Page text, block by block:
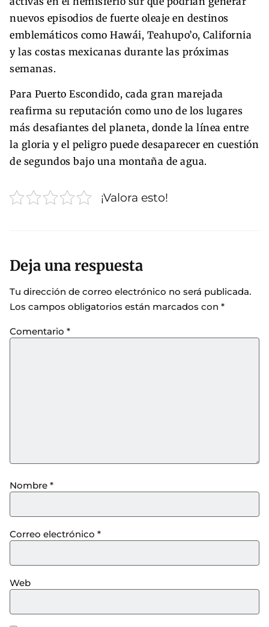
nuevos episodios de fuerte oleaje en destinos
emblemáticos como Hawái, Teahupo’o, California
y las costas mexicanas durante las próximas
semanas.
Para Puerto Escondido, cada gran marejada
reafirma su reputación como uno de los lugares
más desafiantes del planeta, donde la línea entre
la gloria y el peligro puede desaparecer en cuestión
de segundos bajo una montaña de agua.
¡Valora esto!
Deja una respuesta
Tu dirección de correo electrónico no será publicada.
Los campos obligatorios están marcados con *
Comentario *
Nombre *
Correo electrónico *
Web